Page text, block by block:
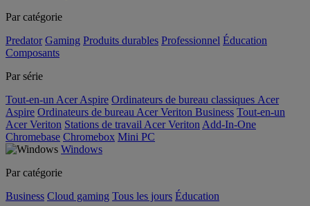
Par catégorie
Predator Gaming Produits durables Professionnel Éducation
Composants
Par série
Tout-en-un Acer Aspire Ordinateurs de bureau classiques Acer
Aspire Ordinateurs de bureau Acer Veriton Business Tout-en-un
Acer Veriton Stations de travail Acer Veriton Add-In-One
Chromebase Chromebox Mini PC
Windows
Par catégorie
Business Cloud gaming Tous les jours Éducation